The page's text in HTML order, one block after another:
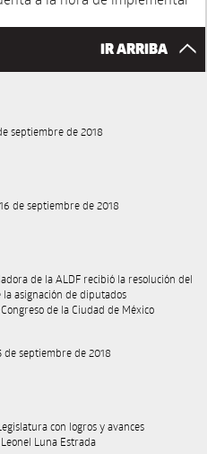
IR ARRIBA
septiembre de 2018
de septiembre de 2018
de la ALDF recibió la resolución del
la asignación de diputados
de la Ciudad de México
de septiembre de 2018
con logros y avances
Luna Estrada